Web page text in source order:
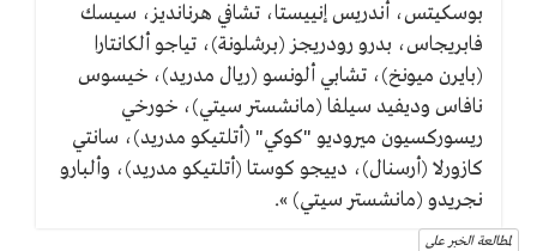
بوسكيتس، أندريس إنييستا، تشافي هرنانديز، سيسك
فابريجاس، بدرو رودريجز (برشلونة)، تياجو ألكانتارا
(بايرن ميونخ)، تشابي ألونسو (ريال مدريد)، خيسوس
نافاس وديفيد سيلفا (مانشستر سيتي)، خورخي
ريسوركسيون ميروديو "كوكي" (أتلتيكو مدريد)، سانتي
كازورلا (أرسنال)، دييجو كوستا (أتلتيكو مدريد)، وألبارو
نجريدو (مانشستر سيتي) ».
لمطالعة الخبر على